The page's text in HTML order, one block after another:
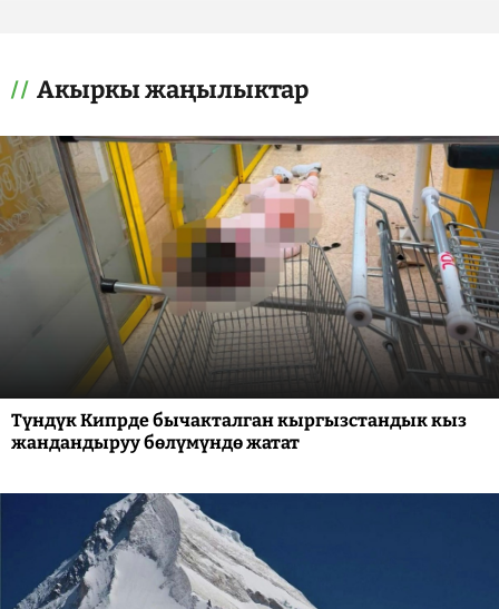
Акыркы жаңылыктар
Түндүк Кипрде бычакталган кыргызстандык кыз
жандандыруу бөлүмүндө жатат